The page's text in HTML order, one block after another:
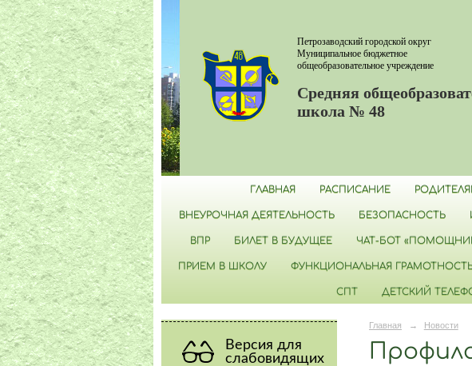
Петрозаводский городской округ
Муниципальное бюджетное
общеобразовательное учреждение
Средняя
школа № 48
ГЛАВНАЯ РАСПИСАНИЕ
ВНЕУРОЧНАЯ ДЕЯТЕЛЬНОСТЬ БЕЗОПАСНОСТЬ
ВПР БИЛЕТ В БУДУЩЕЕ ЧАТ-БОТ
ПРИЕМ В ШКОЛУ ФУНКЦИОНАЛЬНАЯ
СПТ ДЕТСКИЙ
Версия для
слабовидящих
Главная → Новости